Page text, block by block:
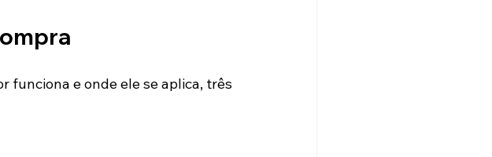
funciona e onde ele se aplica, três